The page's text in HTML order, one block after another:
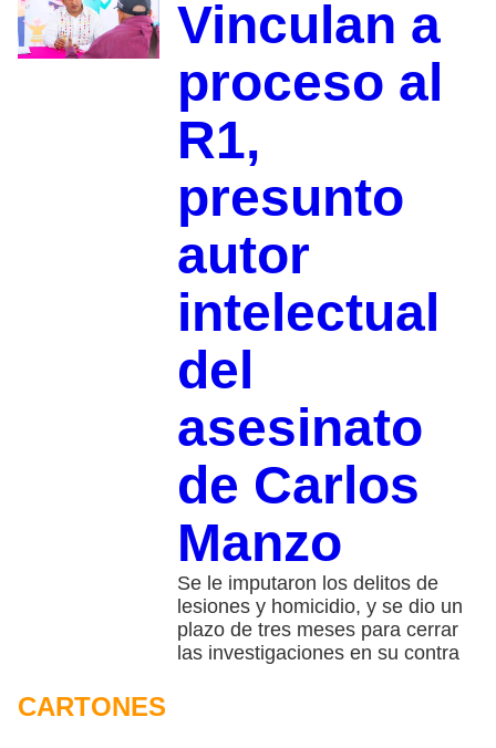
Vinculan a
proceso al
R1,
presunto
autor
intelectual
del
asesinato
de Carlos
Manzo
Se le imputaron los delitos de
lesiones y homicidio, y se dio un
plazo de tres meses para cerrar
las investigaciones en su contra
CARTONES